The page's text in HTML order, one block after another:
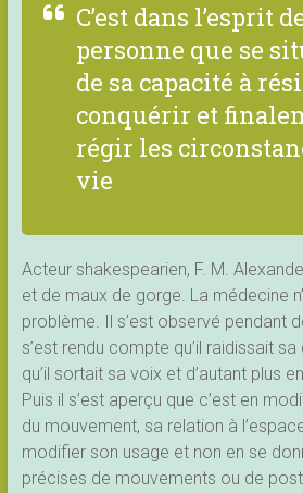
C’est dans l’esprit
personne que se
de sa capacité à
conquérir et
régir les
vie
Acteur shakespearien, F. M.
et de maux de gorge. La médecine
problème. Il s’est observé pendant
s’est rendu compte qu’il raidissait
qu’il sortait sa voix et d’autant plus
Puis il s’est aperçu que c’est en
du mouvement, sa relation à
modifier son usage et non en se
précises de mouvements ou de